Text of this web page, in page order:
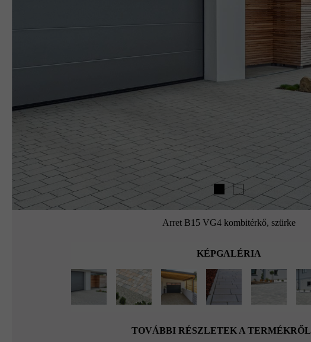
Arret B15 VG4 kombitérkő, szürke
KÉPGALÉRIA
TOVÁBBI RÉSZLETEK A TERMÉKRŐL